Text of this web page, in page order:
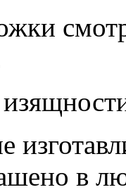
в